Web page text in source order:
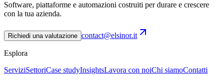
Software, piattaforme e automazioni costruiti per durare e crescere
con la tua azienda.
Richiedi una valutazione contact@elsinor.it
Esplora
ServiziSettoriCase studyInsightsLavora con noiChi siamoContatti